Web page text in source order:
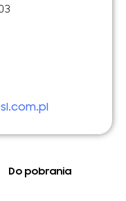
Do pobrania